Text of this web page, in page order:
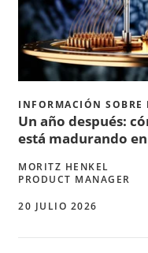
INFORMACIÓN SOBRE
Un año después:
está madurando
MORITZ HENKEL
PRODUCT MANAGER
20 JULIO 2026